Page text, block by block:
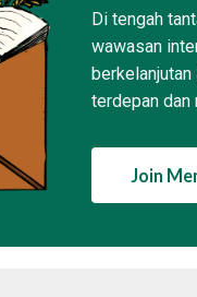
Di tengah
wawasan
berkelanjutan
terdepan dan
Join